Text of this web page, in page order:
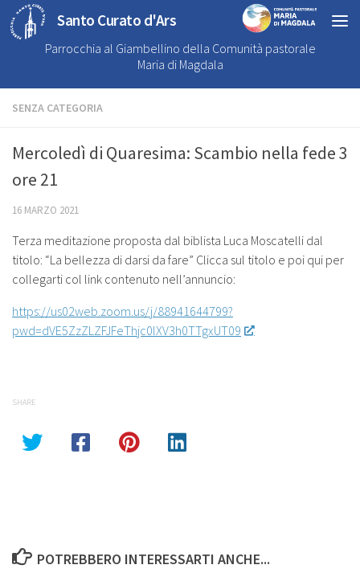
Santo Curato d'Ars
Parrocchia al Giambellino della Comunità pastorale
Maria di Magdala
SENZA CATEGORIA
Mercoledì di Quaresima: Scambio nella fede 3
ore 21
16 MARZO 2021
Terza meditazione proposta dal biblista Luca Moscatelli dal
titolo: “La bellezza di darsi da fare” Clicca sul titolo e poi qui per
collegarti col link contenuto nell’annuncio:
https://us02web.zoom.us/j/88941644799?
pwd=dVE5ZzZLZFJFeThjc0lXV3h0TTgxUT09
SHARE
POTREBBERO INTERESSARTI ANCHE...